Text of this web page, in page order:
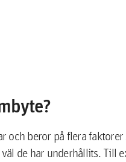
beror på flera faktorer
de har underhållits. Till